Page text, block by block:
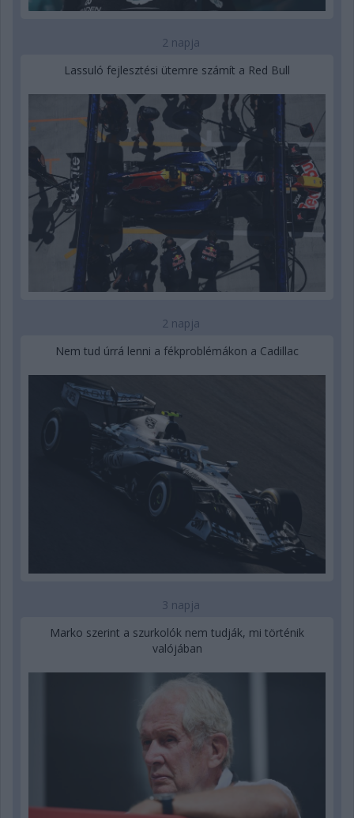
2 napja
Lassuló fejlesztési ütemre számít a Red Bull
2 napja
Nem tud úrrá lenni a fékproblémákon a Cadillac
3 napja
Marko szerint a szurkolók nem tudják, mi történik
valójában